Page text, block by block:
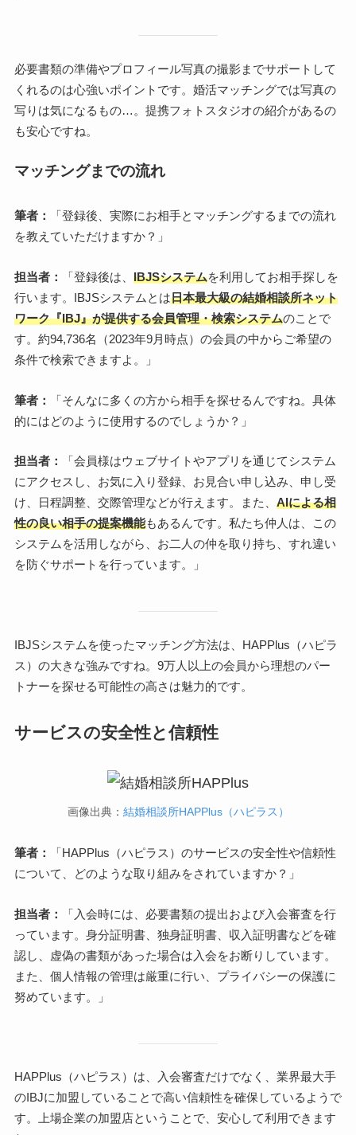
必要書類の準備やプロフィール写真の撮影までサポートして
くれるのは心強いポイントです。婚活マッチングでは写真の
写りは気になるもの…。提携フォトスタジオの紹介があるの
も安心ですね。
マッチングまでの流れ
筆者：
「登録後、実際にお相手とマッチングするまでの流れ
を教えていただけますか？」
担当者： 「登録後は、 IBJSシステムを利用してお相手探しを
行います。IBJSシステムとは日本最大級の結婚相談所ネット
ワーク『IBJ』が提供する会員管理・検索システムのことで
す。約94,736名（2023年9月時点）の会員の中からご希望の
条件で検索できますよ。」
筆者：
「そんなに多くの方から相手を探せるんですね。具体
的にはどのように使用するのでしょうか？」
担当者：
「会員様はウェブサイトやアプリを通じてシステム
にアクセスし、お気に入り登録、お見合い申し込み、申し受
け、日程調整、交際管理などが行えます。また、 AIによる相
性の良い相手の提案機能もあるんです。私たち仲人は、この
システムを活用しながら、お二人の仲を取り持ち、すれ違い
を防ぐサポートを行っています。」
IBJSシステムを使ったマッチング方法は、HAPPlus（ハピラ
ス）の大きな強みですね。9万人以上の会員から理想のパー
トナーを探せる可能性の高さは魅力的です。
サービスの安全性と信頼性
画像出典： 結婚相談所HAPPlus（ハピラス）
筆者：
「HAPPlus（ハピラス）のサービスの安全性や信頼性
について、どのような取り組みをされていますか？」
担当者：
「入会時には、必要書類の提出および入会審査を行
っています。身分証明書、独身証明書、収入証明書などを確
認し、虚偽の書類があった場合は入会をお断りしています。
また、個人情報の管理は厳重に行い、プライバシーの保護に
努めています。」
HAPPlus（ハピラス）は、入会審査だけでなく、業界最大手
のIBJに加盟していることで高い信頼性を確保しているようで
す。上場企業の加盟店ということで、安心して利用できます